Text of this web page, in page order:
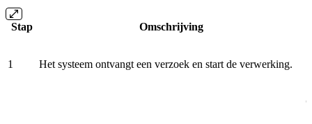
Stap Omschrijving
1 Het systeem ontvangt een verzoek en start de verwerking.